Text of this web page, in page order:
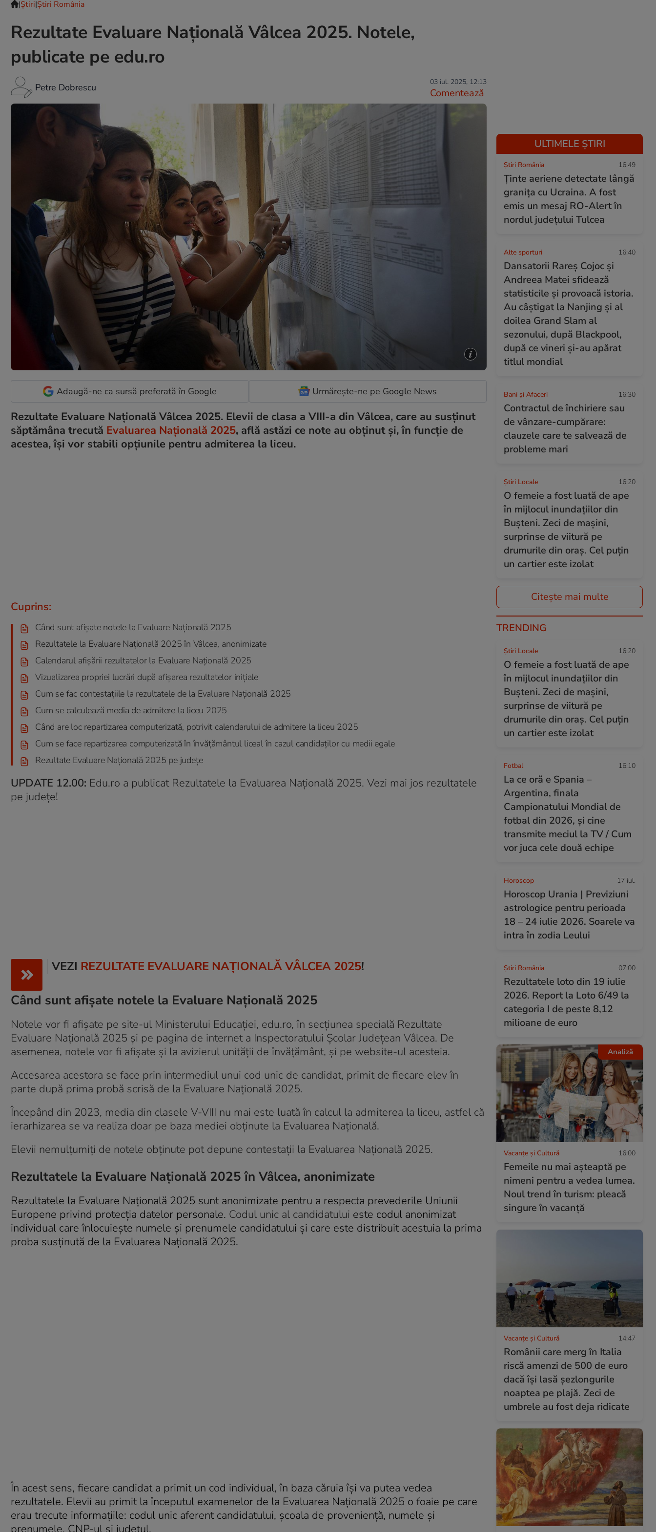
|Ştiri|Știri România
Rezultate Evaluare Națională Vâlcea 2025. Notele,
publicate pe edu.ro
Petre Dobrescu 03 iul. 2025, 12:13
Comentează
Adaugă-ne ca sursă preferată în Google Urmărește-ne pe Google News
Rezultate Evaluare Naţională Vâlcea 2025. Elevii de clasa a VIII-a din Vâlcea, care au susținut
săptămâna trecută Evaluarea Națională 2025, află astăzi ce note au obținut și, în funcție de
acestea, își vor stabili opțiunile pentru admiterea la liceu.
Cuprins:
Când sunt afişate notele la Evaluare Naţională 2025
Rezultatele la Evaluare Națională 2025 în Vâlcea, anonimizate
Calendarul afișării rezultatelor la Evaluare Națională 2025
Vizualizarea propriei lucrări după afișarea rezultatelor inițiale
Cum se fac contestațiile la rezultatele de la Evaluare Națională 2025
Cum se calculează media de admitere la liceu 2025
Când are loc repartizarea computerizată, potrivit calendarului de admitere la liceu 2025
Cum se face repartizarea computerizată în învățământul liceal în cazul candidaţilor cu medii egale
Rezultate Evaluare Naţională 2025 pe judeţe
UPDATE 12.00: Edu.ro a publicat Rezultatele la Evaluarea Națională 2025. Vezi mai jos rezultatele
pe județe!
VEZI REZULTATE EVALUARE NAŢIONALĂ VÂLCEA 2025!
Când sunt afişate notele la Evaluare Naţională 2025
Notele vor fi afișate pe site-ul Ministerului Educației, edu.ro, în secțiunea specială Rezultate
Evaluare Națională 2025 și pe pagina de internet a Inspectoratului Școlar Judeţean Vâlcea. De
asemenea, notele vor fi afişate şi la avizierul unităţii de învăţământ, şi pe website-ul acesteia.
Accesarea acestora se face prin intermediul unui cod unic de candidat, primit de fiecare elev în
parte după prima probă scrisă de la Evaluare Națională 2025.
Începând din 2023, media din clasele V-VIII nu mai este luată în calcul la admiterea la liceu, astfel că
ierarhizarea se va realiza doar pe baza mediei obţinute la Evaluarea Naţională.
Elevii nemulțumiți de notele obținute pot depune contestații la Evaluarea Națională 2025.
Rezultatele la Evaluare Națională 2025 în Vâlcea, anonimizate
Rezultatele la Evaluare Națională 2025 sunt anonimizate pentru a respecta prevederile Uniunii
Europene privind protecția datelor personale. Codul unic al candidatului este codul anonimizat
individual care înlocuiește numele și prenumele candidatului și care este distribuit acestuia la prima
proba susținută de la Evaluarea Națională 2025.
În acest sens, fiecare candidat a primit un cod individual, în baza căruia își va putea vedea
rezultatele. Elevii au primit la începutul examenelor de la Evaluarea Națională 2025 o foaie pe care
erau trecute informațiile: codul unic aferent candidatului, școala de proveniență, numele și
prenumele, CNP-ul și județul.
ULTIMELE ȘTIRI
Știri România 16:49
Ținte aeriene detectate lângă
granița cu Ucraina. A fost
emis un mesaj RO-Alert în
nordul județului Tulcea
Alte sporturi 16:40
Dansatorii Rareș Cojoc și
Andreea Matei sfidează
statisticile și provoacă istoria.
Au câștigat la Nanjing și al
doilea Grand Slam al
sezonului, după Blackpool,
după ce vineri și-au apărat
titlul mondial
Bani și Afaceri 16:30
Contractul de închiriere sau
de vânzare-cumpărare:
clauzele care te salvează de
probleme mari
Știri Locale 16:20
O femeie a fost luată de ape
în mijlocul inundațiilor din
Bușteni. Zeci de mașini,
surprinse de viitură pe
drumurile din oraș. Cel puțin
un cartier este izolat
Citește mai multe
TRENDING
Știri Locale 16:20
O femeie a fost luată de ape
în mijlocul inundațiilor din
Bușteni. Zeci de mașini,
surprinse de viitură pe
drumurile din oraș. Cel puțin
un cartier este izolat
Fotbal 16:10
La ce oră e Spania –
Argentina, finala
Campionatului Mondial de
fotbal din 2026, și cine
transmite meciul la TV / Cum
vor juca cele două echipe
Horoscop 17 iul.
Horoscop Urania | Previziuni
astrologice pentru perioada
18 – 24 iulie 2026. Soarele va
intra în zodia Leului
Știri România 07:00
Rezultatele loto din 19 iulie
2026. Report la Loto 6/49 la
categoria I de peste 8,12
milioane de euro
Analiză
Vacanțe și Cultură 16:00
Femeile nu mai așteaptă pe
nimeni pentru a vedea lumea.
Noul trend în turism: pleacă
singure în vacanță
Vacanțe și Cultură 14:47
Românii care merg în Italia
riscă amenzi de 500 de euro
dacă își lasă șezlongurile
noaptea pe plajă. Zeci de
umbrele au fost deja ridicate